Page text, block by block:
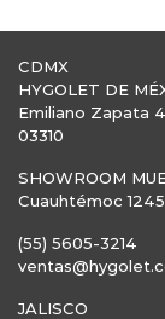
CDMX
HYGOLET DE
Emiliano Zapata
03310
SHOWROOM
Cuauhtémoc
(55) 5605-3214
JALISCO